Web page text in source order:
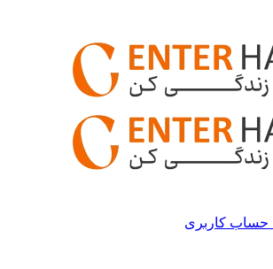
حساب کاربری